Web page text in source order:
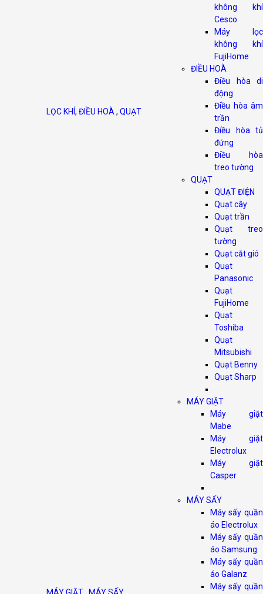
LỌC KHÍ,ĐIỀU HOÀ,QUẠT
không khí
Cesco
Máy lọc
không khí
FujiHome
ĐIỀU HOÀ
Điều hòa di
động
Điều hòa âm
trần
Điều hòa tủ
đứng
Điều hòa
treo tường
QUẠT
QUẠT ĐIỆN
Quạt cây
Quạt trần
Quạt treo
tường
Quạt cắt gió
Quạt
Panasonic
Quạt
FujiHome
Quạt
Toshiba
Quạt
Mitsubishi
Quạt Benny
Quạt Sharp
MÁY GIẶT
Máy giặt
Mabe
Máy giặt
Electrolux
Máy giặt
Casper
MÁY SẤY
Máy sấy quần
áo Electrolux
Máy sấy quần
áo Samsung
Máy sấy quần
áo Galanz
Máy sấy quần